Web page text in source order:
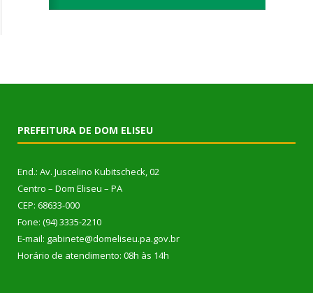
PREFEITURA DE DOM ELISEU
End.: Av. Juscelino Kubitscheck, 02
Centro – Dom Eliseu – PA
CEP: 68633-000
Fone: (94) 3335-2210
E-mail: gabinete@domeliseu.pa.gov.br
Horário de atendimento: 08h às 14h